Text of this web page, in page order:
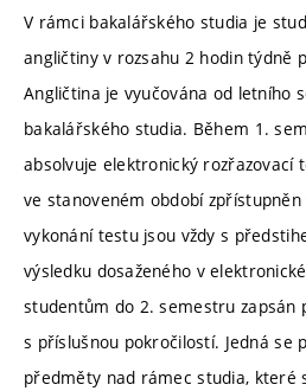
V rámci bakalářského studia je
angličtiny v rozsahu 2 hodin týdně
Angličtina je vyučována od letního
bakalářského studia. Během 1.
absolvuje elektronický rozřazovací
ve stanoveném období zpřístupněn
vykonání testu jsou vždy s
výsledku dosaženého v
studentům do 2. semestru zapsán
s příslušnou pokročilostí. Jedná se
předměty nad rámec studia, které